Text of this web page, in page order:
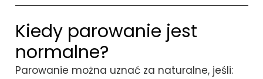
Kiedy parowanie jest
normalne?
Parowanie można uznać za naturalne, jeśli: